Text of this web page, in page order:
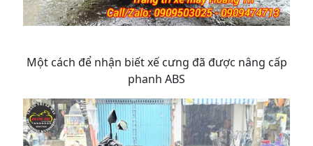
Một cách để nhận biết xế cưng đã được nâng cấp
phanh ABS